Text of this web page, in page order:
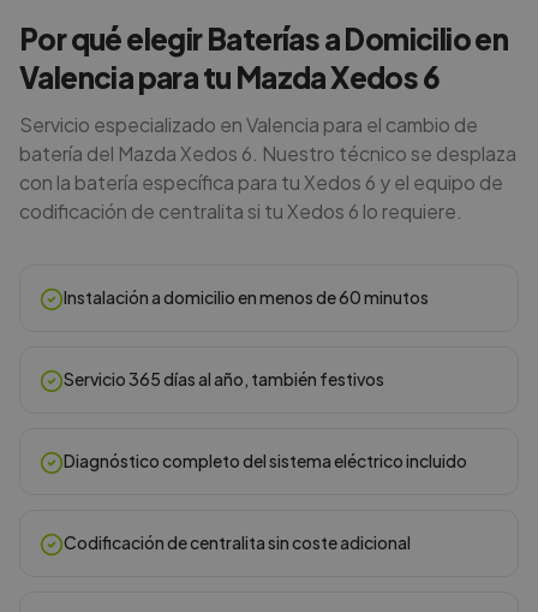
Por qué elegir Baterías a Domicilio en
Valencia para tu Mazda Xedos 6
Servicio especializado en Valencia para el cambio de
batería del Mazda Xedos 6. Nuestro técnico se desplaza
con la batería específica para tu Xedos 6 y el equipo de
codificación de centralita si tu Xedos 6 lo requiere.
Instalación a domicilio en menos de 60 minutos
Servicio 365 días al año, también festivos
Diagnóstico completo del sistema eléctrico incluido
Codificación de centralita sin coste adicional